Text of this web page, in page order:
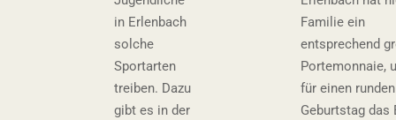
Familie ein
entsprechend
Portemonnaie,
für einen runden
Geburtstag das
in Erlenbach
solche
Sportarten
treiben. Dazu
gibt es in der